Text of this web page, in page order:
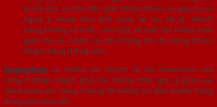
là lắp đặt, có khi việc giao hàng nhiều lúc gặp sự cố
ngoài ý muốn như trời mưa, xe hư, kẹt xe, khách
hàng không có nhà,…như vậy sẽ mất rất nhiều thời
gian cho cả 2 bên. Do đó Chúng tôi rất mong muốn
khách hàng thông cảm.
Saigondoor có nhiều chi nhánh là các showroom mở
rộng ở khắp thành phố. Để thống nhất giá cả giữa các
showroom với nhau, chúng tôi thông tin đến khách hàng
đúng giá niêm yết.